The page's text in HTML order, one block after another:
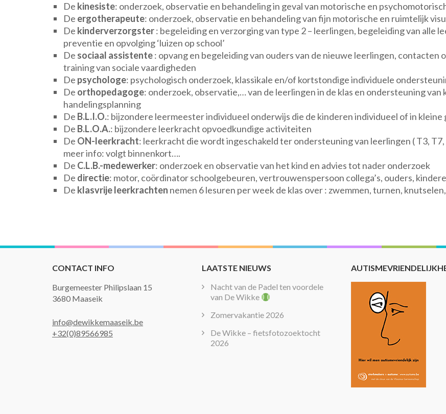
De kinesiste: onderzoek, observatie en behandeling in geval van motorische en
De ergotherapeute: onderzoek, observatie en behandeling van fijn motorische en ruimtelijk
De kinderverzorgster: begeleiding en verzorging van type 2 – leerlingen, begeleiding van alle
preventie en opvolging ‘luizen op school’
De sociaal assistente: opvang en begeleiding van ouders van de nieuwe leerlingen, contacten
training van sociale vaardigheden
De psychologe: psychologisch onderzoek, klassikale en/of kortstondige individuele
De orthopedagoge: onderzoek, observatie,… van de leerlingen in de klas en ondersteuning
handelingsplanning
De B.L.I.O.: bijzondere leermeester individueel onderwijs die de kinderen individueel of in
De B.L.O.A.: bijzondere leerkracht opvoedkundige activiteiten
De ON-leerkracht: leerkracht die wordt ingeschakeld ter ondersteuning van leerlingen ( T3,
meer info: volgt binnenkort….
De C.L.B.-medewerker: onderzoek en observatie van het kind en advies tot nader onderzoek
De directie: motor, coördinator schoolgebeuren, vertrouwenspersoon collega’s, ouders,
De klasvrije leerkrachten nemen 6 lesuren per week de klas over : zwemmen, turnen,
CONTACT INFO
Burgemeester Philipslaan 15
3680 Maaseik
info@dewikkemaaseik.be
+32(0)89566985
LAATSTE NIEUWS
Nacht van de Padel ten voordele
van De Wikke
Zomervakantie 2026
De Wikke – fietsfotozoektocht
2026